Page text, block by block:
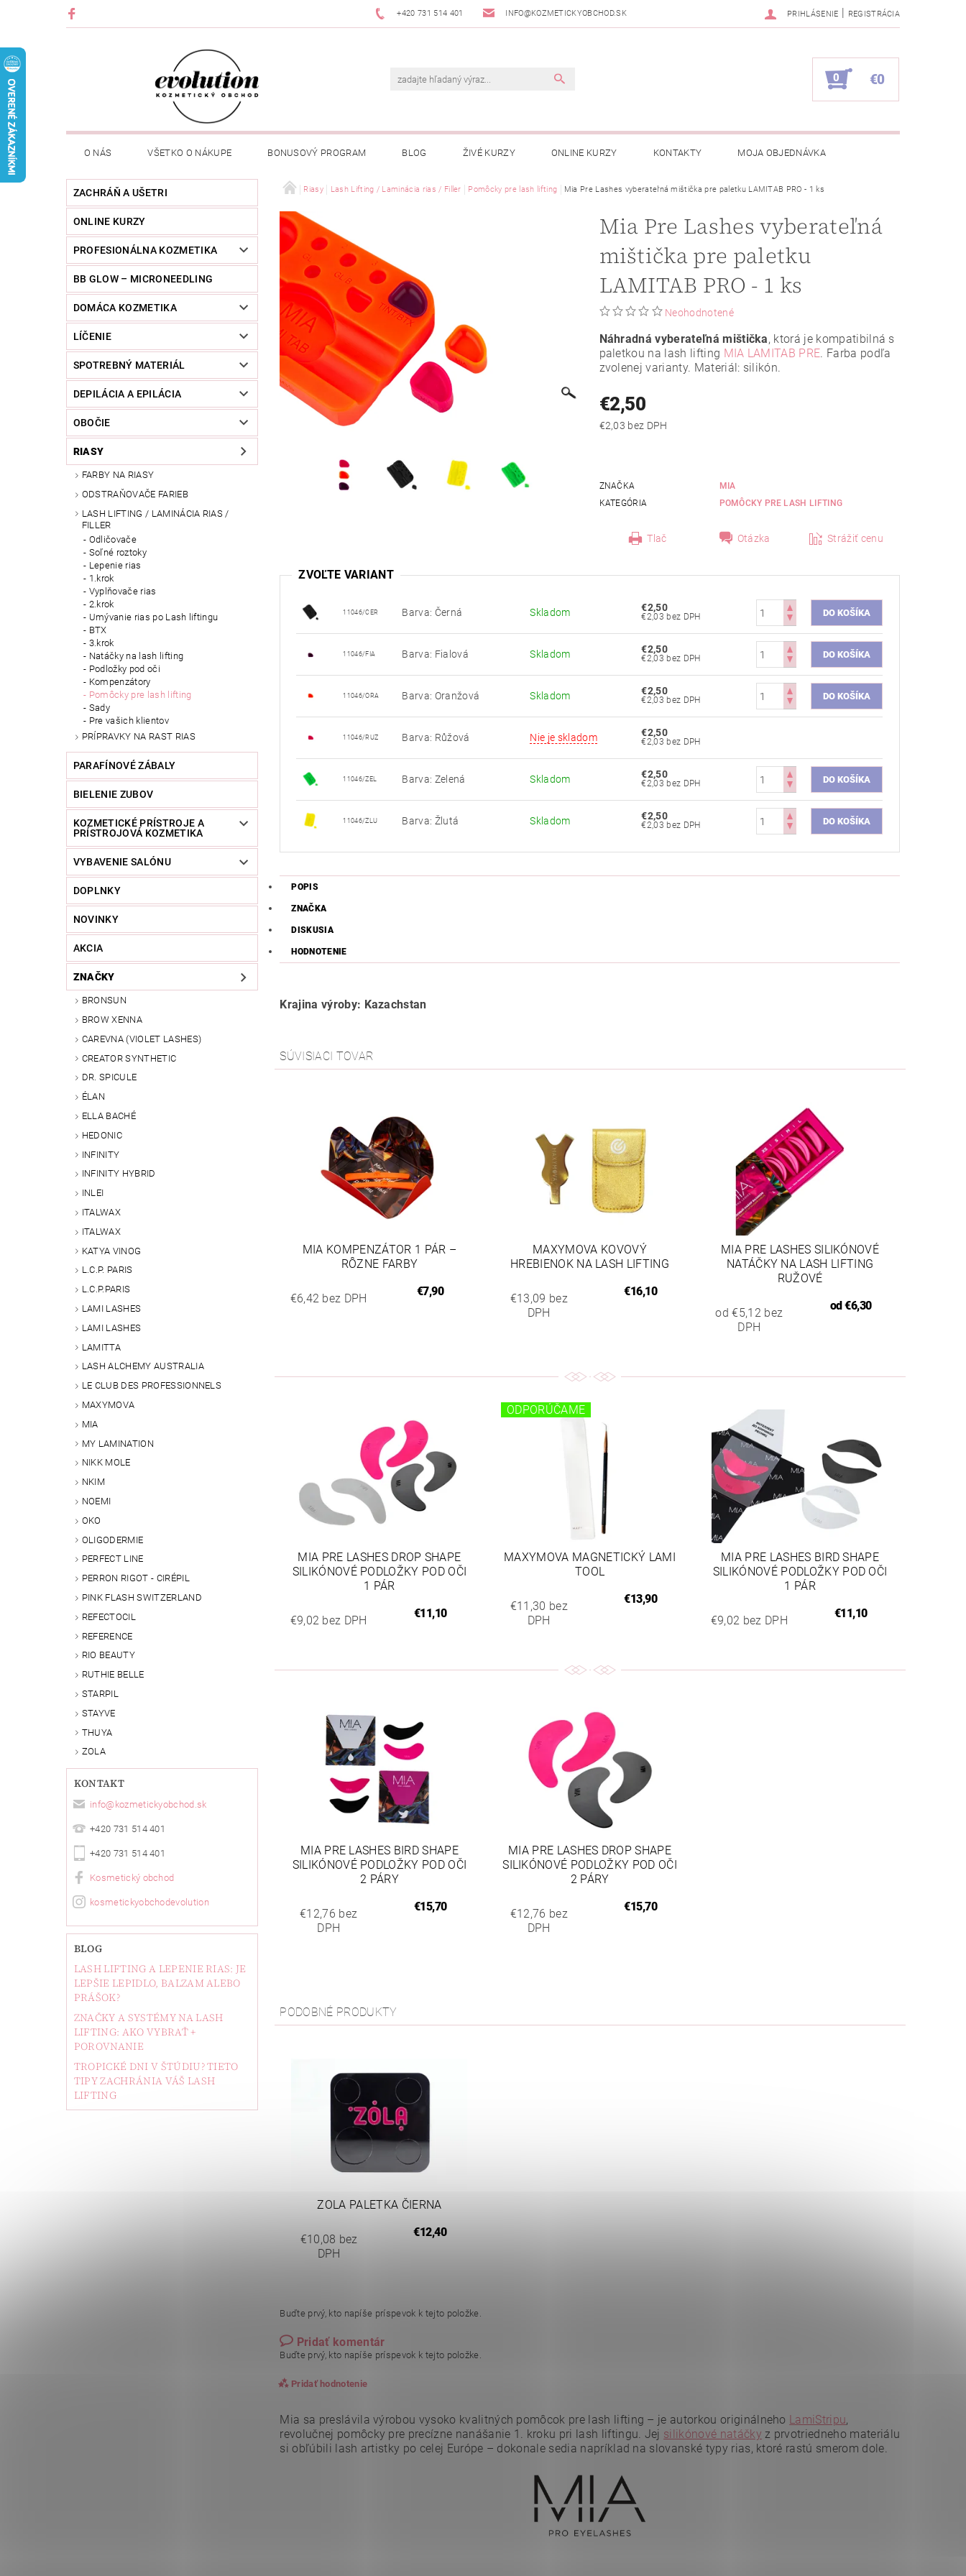
+420 731 514 401 INFO@KOZMETICKYOBCHOD.SK PRIHLÁSENIE | REGISTRÁCIA
0 €0
O NÁS VŠETKO O NÁKUPE BONUSOVÝ PROGRAM BLOG ŽIVÉ KURZY ONLINE KURZY KONTAKTY MOJA OBJEDNÁVKA
ZACHRÁŇ A UŠETRI
ONLINE KURZY
PROFESIONÁLNA KOZMETIKA
BB GLOW – MICRONEEDLING
DOMÁCA KOZMETIKA
LÍČENIE
SPOTREBNÝ MATERIÁL
DEPILÁCIA A EPILÁCIA
OBOČIE
RIASY
FARBY NA RIASY
ODSTRAŇOVAČE FARIEB
LASH LIFTING / LAMINÁCIA RIAS /
FILLER
Odličovače
Soľné roztoky
Lepenie rias
1.krok
Vyplňovače rias
2.krok
Umývanie rias po Lash liftingu
BTX
3.krok
Natáčky na lash lifting
Podložky pod oči
Kompenzátory
Pomôcky pre lash lifting
Sady
Pre vašich klientov
PRÍPRAVKY NA RAST RIAS
PARAFÍNOVÉ ZÁBALY
BIELENIE ZUBOV
KOZMETICKÉ PRÍSTROJE A
PRÍSTROJOVÁ KOZMETIKA
VYBAVENIE SALÓNU
DOPLNKY
NOVINKY
AKCIA
ZNAČKY
BRONSUN
BROW XENNA
CAREVNA (VIOLET LASHES)
CREATOR SYNTHETIC
DR. SPICULE
ÉLAN
ELLA BACHÉ
HEDONIC
INFINITY
INFINITY HYBRID
INLEI
ITALWAX
ITALWAX
KATYA VINOG
L.C.P. PARIS
L.C.P.PARIS
LAMI LASHES
LAMI LASHES
LAMITTA
LASH ALCHEMY AUSTRALIA
LE CLUB DES PROFESSIONNELS
MAXYMOVA
MIA
MY LAMINATION
NIKK MOLE
NKIM
NOEMI
OKO
OLIGODERMIE
PERFECT LINE
PERRON RIGOT - CIRÉPIL
PINK FLASH SWITZERLAND
REFECTOCIL
REFERENCE
RIO BEAUTY
RUTHIE BELLE
STARPIL
STAYVE
THUYA
ZOLA
KONTAKT
info@ kozmetickyobchod.sk
+420 731 514 401
+420 731 514 401
Kosmetický obchod
kosmetickyobchodevolution
BLOG
LASH LIFTING A LEPENIE RIAS: JE
LEPŠIE LEPIDLO, BALZAM ALEBO
PRÁŠOK?
ZNAČKY A SYSTÉMY NA LASH
LIFTING: AKO VYBRAŤ +
POROVNANIE
TROPICKÉ DNI V ŠTÚDIU? TIETO
TIPY ZACHRÁNIA VÁŠ LASH
LIFTING
Riasy Lash Lifting / Laminácia rias / Filler Pomôcky pre lash lifting Mia Pre Lashes vyberateľná mištička pre paletku LAMITAB PRO - 1 ks
Mia Pre Lashes vyberateľná
mištička pre paletku
LAMITAB PRO - 1 ks
Neohodnotené
Náhradná vyberateľná mištička, ktorá je kompatibilná s
paletkou na lash lifting MIA LAMITAB PRE. Farba podľa
zvolenej varianty. Materiál: silikón.
€2,50
€2,03 bez DPH
ZNAČKA
MIA
KATEGÓRIA
POMÔCKY PRE LASH LIFTING
Tlač Otázka Strážiť cenu
ZVOĽTE VARIANT
11046/CER Barva: Černá Skladom €2,50
€2,03 bez DPH
11046/FIA Barva: Fialová Skladom €2,50
€2,03 bez DPH
11046/ORA Barva: Oranžová Skladom €2,50
€2,03 bez DPH
11046/RUZ Barva: Růžová Nie je skladom €2,50
€2,03 bez DPH
11046/ZEL Barva: Zelená Skladom €2,50
€2,03 bez DPH
11046/ZLU Barva: Žlutá Skladom €2,50
€2,03 bez DPH
POPIS
ZNAČKA
DISKUSIA
HODNOTENIE
Krajina výroby: Kazachstan
SÚVISIACI TOVAR
MIA KOMPENZÁTOR 1 PÁR –
RÔZNE FARBY
€6,42 bez DPH
€7,90
MAXYMOVA KOVOVÝ
HREBIENOK NA LASH LIFTING
€13,09 bez
DPH
€16,10
MIA PRE LASHES SILIKÓNOVÉ
NATÁČKY NA LASH LIFTING
RUŽOVÉ
od €5,12 bez
DPH
od€6,30
MIA PRE LASHES DROP SHAPE
SILIKÓNOVÉ PODLOŽKY POD OČI
1 PÁR
€9,02 bez DPH
€11,10
ODPORÚČAME
MAXYMOVA MAGNETICKÝ LAMI
TOOL
€11,30 bez
DPH
€13,90
MIA PRE LASHES BIRD SHAPE
SILIKÓNOVÉ PODLOŽKY POD OČI
1 PÁR
€9,02 bez DPH
€11,10
MIA PRE LASHES BIRD SHAPE
SILIKÓNOVÉ PODLOŽKY POD OČI
2 PÁRY
€12,76 bez
DPH
€15,70
MIA PRE LASHES DROP SHAPE
SILIKÓNOVÉ PODLOŽKY POD OČI
2 PÁRY
€12,76 bez
DPH
€15,70
PODOBNÉ PRODUKTY
ZOLA PALETKA ČIERNA
€10,08 bez
DPH
€12,40
Buďte prvý, kto napíše príspevok k tejto položke.
Pridať komentár
Buďte prvý, kto napíše príspevok k tejto položke.
Pridať hodnotenie
Mia sa preslávila výrobou vysoko kvalitných pomôcok pre lash lifting – je autorkou originálneho LamiStripu,
revolučnej pomôcky pre precízne nanášanie 1. kroku pri lash liftingu. Jej silikónové natáčky z prvotriedneho materiálu
si obľúbili lash artistky po celej Európe – dokonale sedia napríklad na slovanské typy rias, ktoré rastú smerom dole.